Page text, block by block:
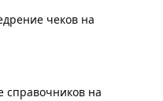
чеков на
справочников на